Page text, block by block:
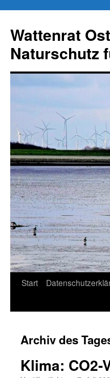
springen
Wattenrat
Naturschutz
Start
Archiv des
Klima: